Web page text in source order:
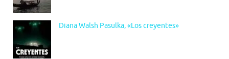
Diana Walsh Pasulka, «Los creyentes»